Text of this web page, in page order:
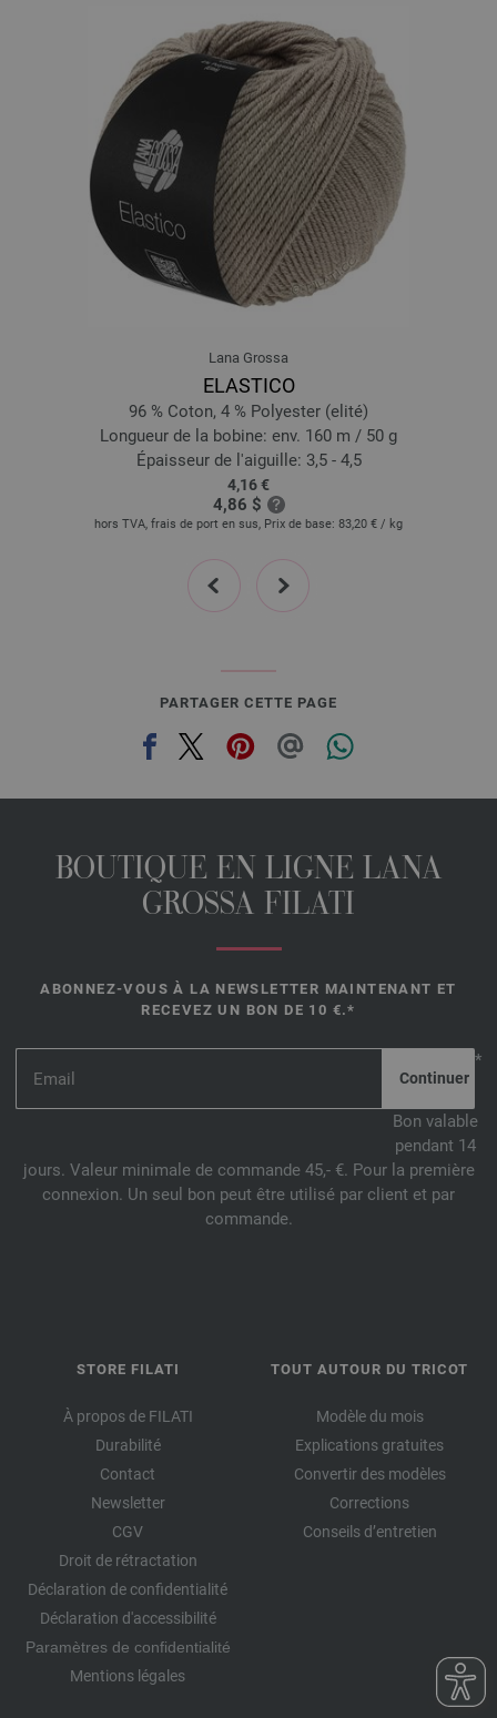
13-bleu turquoise | EAN: 4033493361163
14-vert turquoise | EAN: 4033493361170
15-vert réséda | EAN: 4033493361187
16-vert opale | EAN: 4033493361194
17-vert | EAN: 4033493361200
18-vert clair | EAN: 4033493361217
19-pistache | EAN: 4033493361224
20-gris clair | EAN: 4033493361231
21-bleu foncé | EAN: 4033493361248
24-magenta | EAN: 4033493383455
25-pourpre de violet | EAN: 4033493383462
26-bleu pourpre | EAN: 4033493383479
27-grège | EAN: 4033493383486
29 | EAN: 4033493398299
35 | EAN: 4033493398350
Lana Grossa
ELASTICO
96 % Coton, 4 % Polyester (elité)
Longueur de la bobine: env. 160 m / 50 g
Épaisseur de l'aiguille: 3,5 - 4,5
4,16 €
4,86 $
hors TVA, frais de port en sus, Prix de base: 83,20 € / kg
prev next
PARTAGER CETTE PAGE
BOUTIQUE EN LIGNE LANA
GROSSA FILATI
ABONNEZ-VOUS À LA NEWSLETTER MAINTENANT ET
RECEVEZ UN BON DE 10 €.*
*
Bon valable
pendant 14
jours. Valeur minimale de commande 45,- €. Pour la première
connexion. Un seul bon peut être utilisé par client et par
commande.
STORE FILATI
À propos de FILATI
Durabilité
Contact
Newsletter
CGV
Droit de rétractation
Déclaration de confidentialité
Déclaration d'accessibilité
Paramètres de confidentialité
Mentions légales
TOUT AUTOUR DU TRICOT
Modèle du mois
Explications gratuites
Convertir des modèles
Corrections
Conseils d’entretien